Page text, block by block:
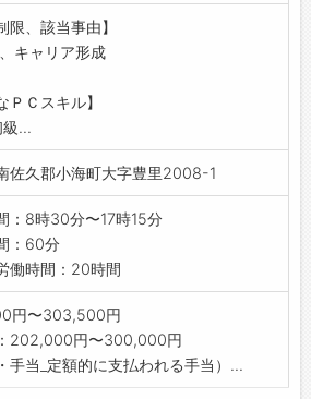
修があり、指導いたしますので、未経
も安心して
:会社の定める業務
限、該当事由】
キャリア形成
ＰＣスキル】
...
佐久郡小海町大字豊里2008-1
：8時30分〜17時15分
：60分
働時間：20時間
円〜303,500円
202,000円〜300,000円
手当_定額的に支払われる手当）...